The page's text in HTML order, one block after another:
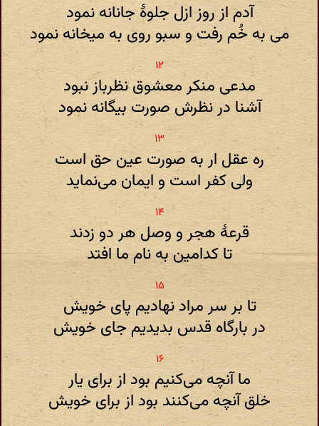
آدم از روز ازل جلوهٔ جانانه نمود
می به خُم رفت و سبو روی به میخانه نمود
مدعی منکر معشوق نظرباز نبود
آشنا در نظرش صورت بیگانه نمود
ره عقل ار به صورت عین حق است
ولی کفر است و ایمان می‌نماید
قرعهٔ هجر و وصل هر دو زدند
تا کدامین به نام ما افتد
تا بر سر مراد نهادیم پای خویش
در بارگاه قدس بدیدیم جای خویش
ما آنچه می‌کنیم بود از برای یار
خلق آنچه می‌کنند بود از برای خویش